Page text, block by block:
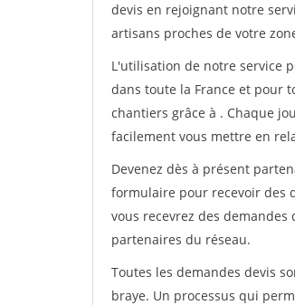
devis en rejoignant notre
artisans proches de votre
L'utilisation de notre service
dans toute la France et pour
chantiers grâce à . Chaque
facilement vous mettre en
Devenez dès à présent
formulaire pour recevoir des
vous recevrez des
partenaires du réseau.
Toutes les demandes devis
braye. Un processus qui